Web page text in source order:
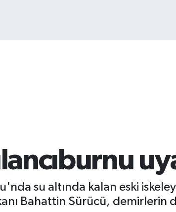
su altında kalan eski
Bahattin Sürücü, demirlerin